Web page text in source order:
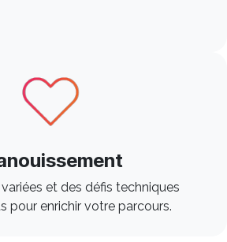
et des défis techniques
pour enrichir votre parcours.